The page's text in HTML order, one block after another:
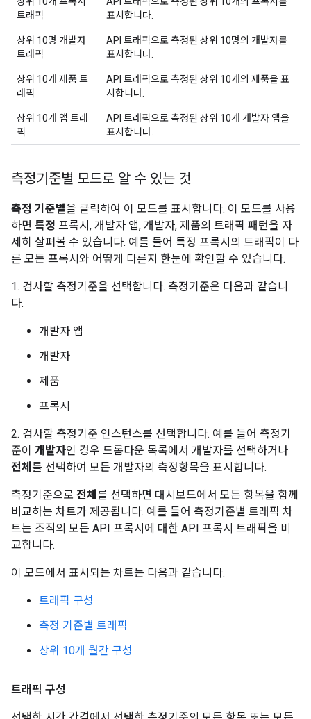
트래픽
표시합니다.
상위 10명 개발자
트래픽
API 트래픽으로 측정된 상위 10명의 개발자를
표시합니다.
상위 10개 제품 트
래픽
API 트래픽으로 측정된 상위 10개의 제품을 표
시합니다.
상위 10개 앱 트래
픽
API 트래픽으로 측정된 상위 10개 개발자 앱을
표시합니다.
측정기준별 모드로 알 수 있는 것
측정 기준별을 클릭하여 이 모드를 표시합니다. 이 모드를 사용
하면 특정 프록시, 개발자 앱, 개발자, 제품의 트래픽 패턴을 자
세히 살펴볼 수 있습니다. 예를 들어 특정 프록시의 트래픽이 다
른 모든 프록시와 어떻게 다른지 한눈에 확인할 수 있습니다.
1. 검사할 측정기준을 선택합니다. 측정기준은 다음과 같습니
다.
개발자 앱
개발자
제품
프록시
2. 검사할 측정기준 인스턴스를 선택합니다. 예를 들어 측정기
준이 개발자인 경우 드롭다운 목록에서 개발자를 선택하거나
전체 를 선택하여 모든 개발자의 측정항목을 표시합니다.
측정기준으로 전체 를 선택하면 대시보드에서 모든 항목을 함께
비교하는 차트가 제공됩니다. 예를 들어 측정기준별 트래픽 차
트는 조직의 모든 API 프록시에 대한 API 프록시 트래픽을 비
교합니다.
이 모드에서 표시되는 차트는 다음과 같습니다.
트래픽 구성
측정 기준별 트래픽
상위 10개 월간 구성
트래픽 구성